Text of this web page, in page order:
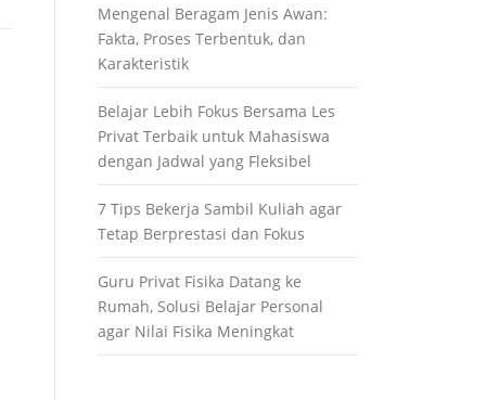
Mengenal Beragam Jenis Awan:
Fakta, Proses Terbentuk, dan
Karakteristik
Belajar Lebih Fokus Bersama Les
Privat Terbaik untuk Mahasiswa
dengan Jadwal yang Fleksibel
7 Tips Bekerja Sambil Kuliah agar
Tetap Berprestasi dan Fokus
Guru Privat Fisika Datang ke
Rumah, Solusi Belajar Personal
agar Nilai Fisika Meningkat